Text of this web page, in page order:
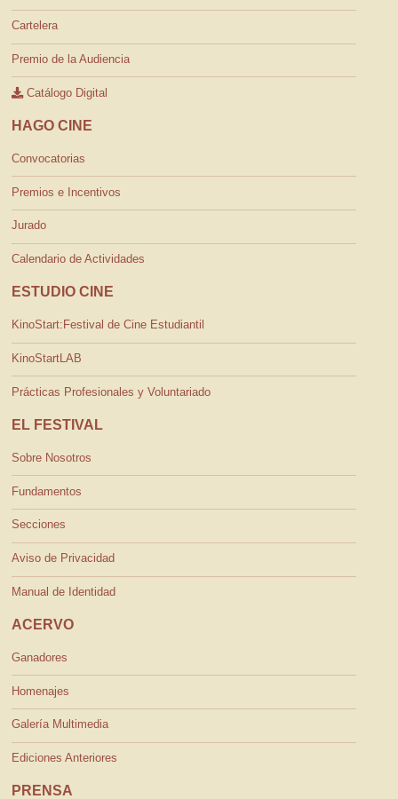
Cartelera
Premio de la Audiencia
Catálogo Digital
HAGO CINE
Convocatorias
Premios e Incentivos
Jurado
Calendario de Actividades
ESTUDIO CINE
KinoStart:Festival de Cine Estudiantil
KinoStartLAB
Prácticas Profesionales y Voluntariado
EL FESTIVAL
Sobre Nosotros
Fundamentos
Secciones
Aviso de Privacidad
Manual de Identidad
ACERVO
Ganadores
Homenajes
Galería Multimedia
Ediciones Anteriores
PRENSA